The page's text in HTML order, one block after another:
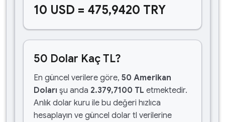
10 USD = 475,9420 TRY
50 Dolar Kaç TL?
En güncel verilere göre, 50 Amerikan
Doları şu anda 2.379,7100 TL etmektedir.
Anlık dolar kuru ile bu değeri hızlıca
hesaplayın ve güncel dolar tl verilerine